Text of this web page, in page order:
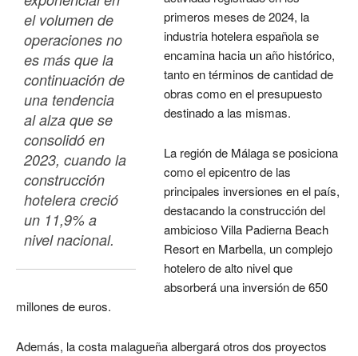
el volumen de
operaciones no
es más que la
continuación de
una tendencia
al alza que se
consolidó en
2023, cuando la
construcción
hotelera creció
un 11,9% a
nivel nacional.
primeros meses de 2024, la
industria hotelera española se
encamina hacia un año histórico,
tanto en términos de cantidad de
obras como en el presupuesto
destinado a las mismas.
La región de Málaga se posiciona
como el epicentro de las
principales inversiones en el país,
destacando la construcción del
ambicioso Villa Padierna Beach
Resort en Marbella, un complejo
hotelero de alto nivel que
absorberá una inversión de 650
millones de euros.
Además, la costa malagueña albergará otros dos proyectos